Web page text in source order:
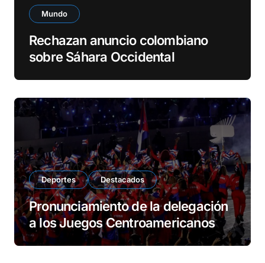
Mundo
Rechazan anuncio colombiano
sobre Sáhara Occidental
Deportes Destacados
Pronunciamiento de la delegación
a los Juegos Centroamericanos